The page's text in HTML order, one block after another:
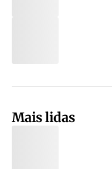
Mais lidas